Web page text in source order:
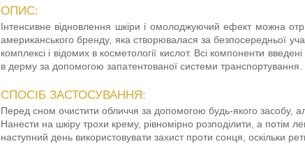
ОПИС:
Інтенсивне відновлення шкіри і омолоджуючий ефект можна
американського бренду, яка створювалася за безпосередньої
комплексі і відомих в косметології кислот. Всі компоненти
в дерму за допомогою запатентованої системи транспортування.
СПОСІБ ЗАСТОСУВАННЯ:
Перед сном очистити обличчя за допомогою будь-якого засобу,
Нанести на шкіру трохи крему, рівномірно розподілити, а потім
наступний день використовувати захист проти сонця, оскільки